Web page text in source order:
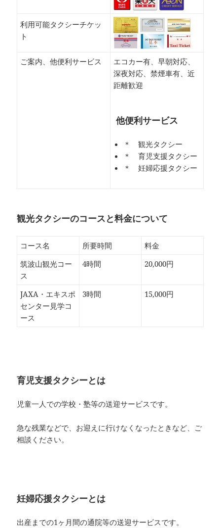
利用可能タクシーチケッ
ト
ご案内、他便利サービス
エコカー有、早朝対応、
深夜対応、禁煙車有、近
距離歓迎
他便利サービス
＊ 観光タクシー
＊ 育児支援タクシー
＊ 妊婦応援タクシー
観光タクシーのコースと料金について
コース名 所要時間
料金
筑波山観光コー
ス
4時間 20,000円
JAXA・エキスポ
センター見学コ
ース
3時間 15,000円
育児支援タクシーとは
児童一人での学校・塾等の送迎サービスです。
急な残業などで、お迎えに行けなくなったときなど、ご
相談ください。
妊婦応援タクシーとは
出産までの1ヶ月間の通院等の送迎サービスです。